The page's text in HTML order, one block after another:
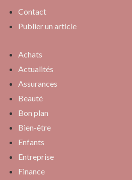
Contact
Publier un article
Achats
Actualités
Assurances
Beauté
Bon plan
Bien-être
Enfants
Entreprise
Finance